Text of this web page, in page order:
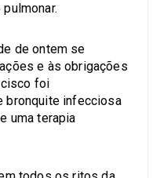
de ontem se
e às obrigações
foi
bronquite infecciosa
uma terapia